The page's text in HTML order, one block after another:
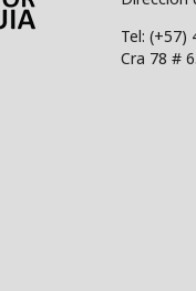
Tel: (+57)
Cra 78 #